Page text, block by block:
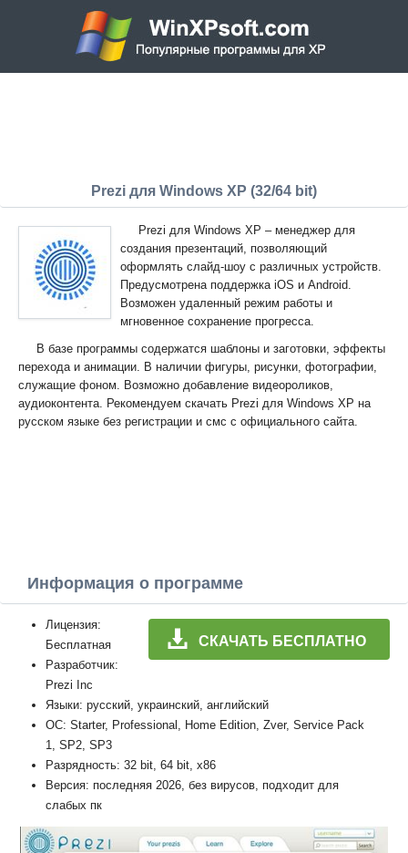
Prezi для Windows XP (32/64 bit)
Prezi для Windows XP – менеджер для
создания презентаций, позволяющий
оформлять слайд-шоу с различных устройств.
Предусмотрена поддержка iOS и Android.
Возможен удаленный режим работы и
мгновенное сохранение прогресса.
В базе программы содержатся шаблоны и заготовки, эффекты
перехода и анимации. В наличии фигуры, рисунки, фотографии,
служащие фоном. Возможно добавление видеороликов,
аудиоконтента. Рекомендуем скачать Prezi для Windows XP на
русском языке без регистрации и смс с официального сайта.
Информация о программе
СКАЧАТЬ БЕСПЛАТНО
Лицензия:
Бесплатная
Разработчик:
Prezi Inc
Языки: русский, украинский, английский
ОС: Starter, Professional, Home Edition, Zver, Service Pack
1, SP2, SP3
Разрядность: 32 bit, 64 bit, x86
Версия: последняя 2026, без вирусов, подходит для
слабых пк